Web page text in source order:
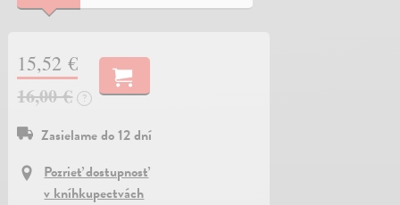
15,52 €
16,00 €
?
Zasielame do 12 dní
Pozrieť dostupnosť
v kníhkupectvách